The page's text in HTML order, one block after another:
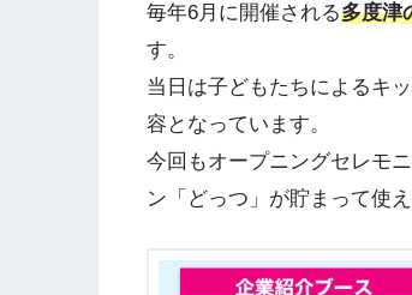
毎年6月に開催される多度津
す。
当日は子どもたちによるキ
容となっています。
今回もオープニングセレモ
ン「どっつ」が貯まって使